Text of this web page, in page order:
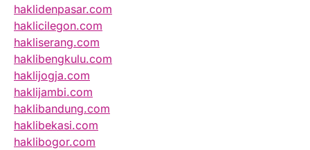
haklidenpasar.com
haklicilegon.com
hakliserang.com
haklibengkulu.com
haklijogja.com
haklijambi.com
haklibandung.com
haklibekasi.com
haklibogor.com